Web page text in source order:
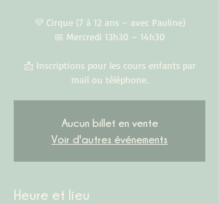
💜 Cirque (7 à 12 ans – avec Pauline)
📅 Mercredi 13h30 – 14h30
📩 Inscriptions pour les cours enfants par
mail ou téléphone.
Aucun billet en vente
Voir d'autres événements
Heure et lieu